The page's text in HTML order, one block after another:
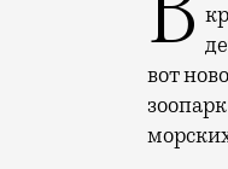
вот